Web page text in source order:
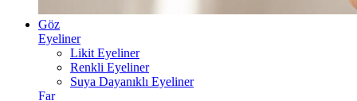
Göz
Eyeliner
Likit Eyeliner
Renkli Eyeliner
Suya Dayanıklı Eyeliner
Far